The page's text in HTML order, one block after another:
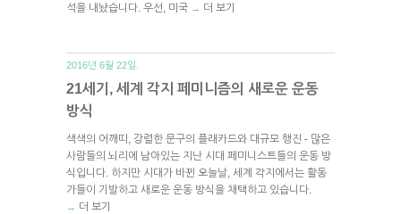
석을 내놨습니다. 우선, 미국 → 더 보기
2016년 6월 22일.
21세기, 세계 각지 페미니즘의 새로운 운동
방식
색색의 어깨띠, 강렬한 문구의 플래카드와 대규모 행진 - 많은
사람들의 뇌리에 남아있는 지난 시대 페미니스트들의 운동 방
식입니다. 하지만 시대가 바뀐 오늘날, 세계 각지에서는 활동
가들이 기발하고 새로운 운동 방식을 채택하고 있습니다.
→ 더 보기